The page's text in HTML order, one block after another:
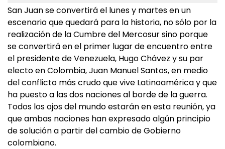
San Juan se convertirá el lunes y martes en un
escenario que quedará para la historia, no sólo por la
realización de la Cumbre del Mercosur sino porque
se convertirá en el primer lugar de encuentro entre
el presidente de Venezuela, Hugo Chávez y su par
electo en Colombia, Juan Manuel Santos, en medio
del conflicto más crudo que vive Latinoamérica y que
ha puesto a las dos naciones al borde de la guerra.
Todos los ojos del mundo estarán en esta reunión, ya
que ambas naciones han expresado algún principio
de solución a partir del cambio de Gobierno
colombiano.